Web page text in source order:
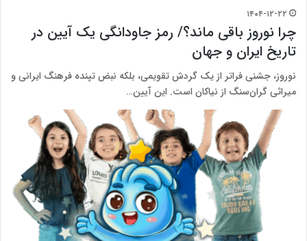
۱۴۰۴-۱۲-۲۲
چرا نوروز باقی ماند؟/ رمز جاودانگی یک آیین در
تاریخ ایران و جهان
نوروز، جشنی فراتر از یک گردش تقویمی، بلکه نبض تپنده فرهنگ ایرانی و
میراثی گران‌سنگ از نیاکان است. این آیین…